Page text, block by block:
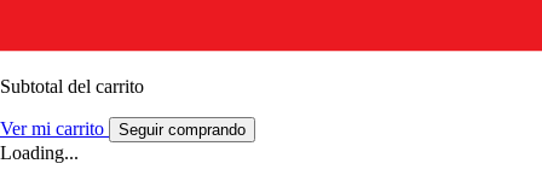
Subtotal del carrito
Ver mi carrito Seguir comprando
Loading...